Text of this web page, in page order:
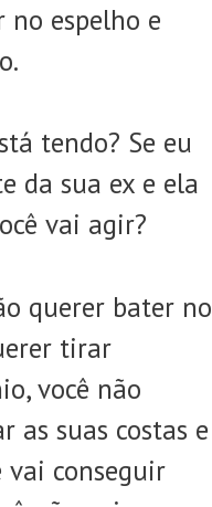
no espelho e
tendo? Se eu
da sua ex e ela
vai agir?
querer bater no
tirar
você não
as suas costas e
conseguir